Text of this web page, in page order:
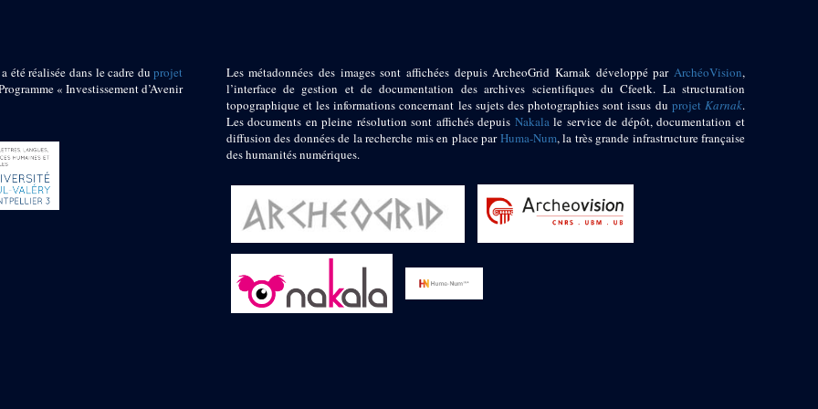
été réalisée dans le cadre duprojet
« Investissement d’Avenir
Les métadonnées des images sont affichées depuis ArcheoGrid Karnak développé par ArchéoVision,
l’interface de gestion et de documentation des archives scientifiques du Cfeetk. La structuration
topographique et les informations concernant les sujets des photographies sont issus du projetKarnak.
Les documents en pleine résolution sont affichés depuis Nakalale service de dépôt, documentation et
diffusion des données de la recherche mis en place parHuma-Num, la très grande infrastructure française
des humanités numériques.